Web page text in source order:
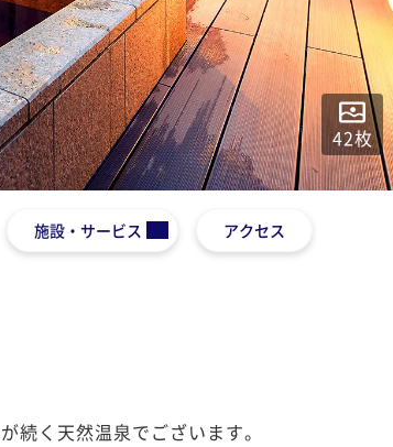
42枚
施設・サービス アクセス
続く天然温泉でございます。